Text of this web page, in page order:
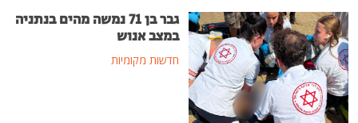
גבר בן 71 נמשה מהים בנתניה
במצב אנוש
חדשות מקומיות